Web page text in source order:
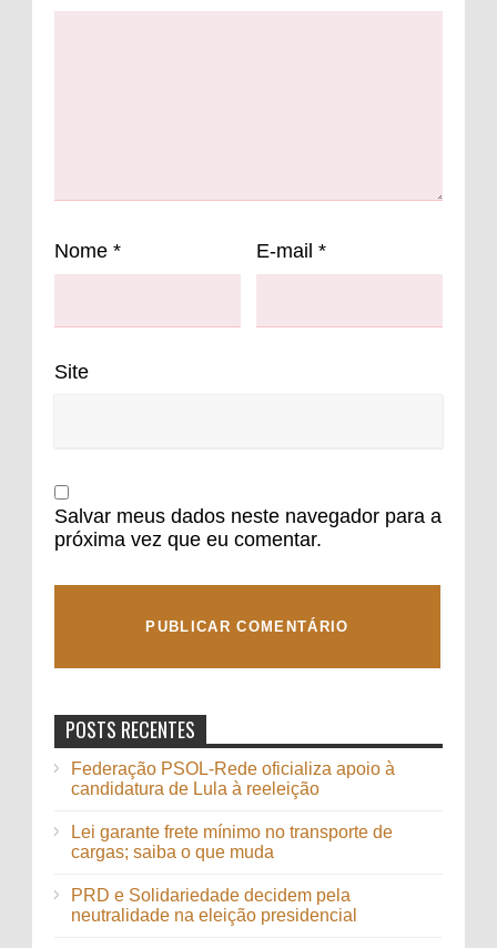
Nome * E-mail *
Site
Salvar meus dados neste navegador para a
próxima vez que eu comentar.
POSTS RECENTES
Federação PSOL-Rede oficializa apoio à
candidatura de Lula à reeleição
Lei garante frete mínimo no transporte de
cargas; saiba o que muda
PRD e Solidariedade decidem pela
neutralidade na eleição presidencial